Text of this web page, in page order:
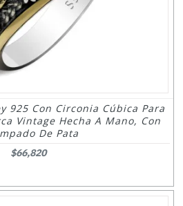
925 Con Circonia Cúbica Para
Vintage Hecha A Mano, Con
De Pata
$66,820